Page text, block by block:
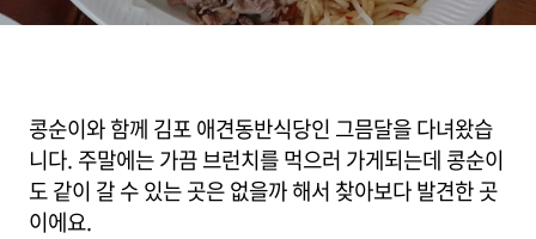
콩순이와 함께 김포 애견동반식당인 그믐달을 다녀왔습
니다. 주말에는 가끔 브런치를 먹으러 가게되는데 콩순이
도 같이 갈 수 있는 곳은 없을까 해서 찾아보다 발견한 곳
이에요.